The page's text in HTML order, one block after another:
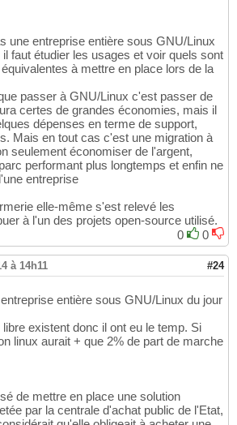
une entreprise entière sous GNU/Linux
faut étudier les usages et voir quels sont
à mettre en place lors de la
passer à GNU/Linux c'est passer de
certes de grandes économies, mais il
dépenses en terme de support,
Mais en tout cas c'est une migration à
seulement économiser de l'argent,
performant plus longtemps et enfin ne
entreprise
elle-même s'est relevé les
à l'un des projets open-source utilisé.
0
0
à 14h11 #24
entière sous GNU/Linux du jour
existent donc il ont eu le temp. Si
linux aurait + que 2% de part de marche
de mettre en place une solution
par la centrale d'achat public de l'Etat,